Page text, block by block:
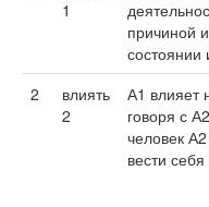
1
причиной
состоянии
2
влиять
2
А1 влияет
говоря с
человек
вести